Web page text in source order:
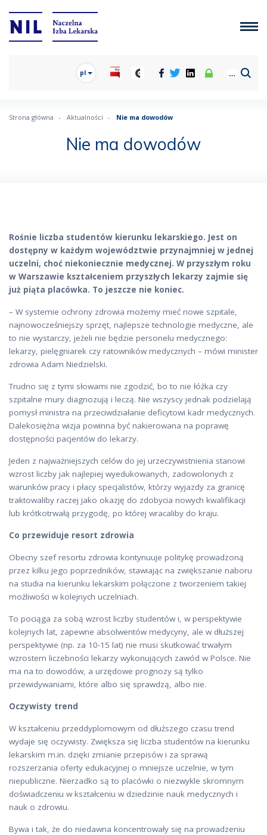
pl
Strona główna Aktualności Nie ma dowodów
Nie ma dowodów
Rośnie liczba studentów kierunku lekarskiego. Jest on
dostępny w każdym województwie przynajmniej w jednej
uczelni, choć niekoniecznie medycznej. W przyszłym roku
w Warszawie kształceniem przyszłych lekarzy zajmie się
już piąta placówka. To jeszcze nie koniec.
– W systemie ochrony zdrowia możemy mieć nowe szpitale,
najnowocześniejszy sprzęt, najlepsze technologie medyczne, ale
to nie wystarczy, jeżeli nie będzie personelu medycznego:
lekarzy, pielęgniarek czy ratowników medycznych – mówi minister
zdrowia Adam Niedzielski.
Trudno się z tymi słowami nie zgodzić, bo to nie łóżka czy
szpitalne mury diagnozują i leczą. Nie wszyscy jednak podzielają
pomysł ministra na przeciwdziałanie deficytowi kadr medycznych.
Dalekosiężna wizja powinna być nakierowana na poprawę
dostępności pacjentów do lekarzy.
Jeden z najważniejszych celów do jej urzeczywistnienia stanowi
wzrost liczby jak najlepiej wyedukowanych, zadowolonych z
warunków pracy i płacy specjalistów, którzy wyjazdy za granicę
traktowaliby raczej jako okazję do zdobycia nowych kwalifikacji
lub krótkotrwałą przygodę, po której wracaliby do kraju.
Co przewiduje resort zdrowia
Obecny szef resortu zdrowia kontynuuje politykę prowadzoną
przez kilku jego poprzedników, stawiając na zwiększanie naboru
na studia na kierunku lekarskim połączone z tworzeniem takiej
możliwości w kolejnych uczelniach.
To pociąga za sobą wzrost liczby studentów i, w perspektywie
kolejnych lat, zapewne absolwentów medycyny, ale w dłuższej
perspektywie (np. za 10-15 lat) nie musi skutkować trwałym
wzrostem liczebności lekarzy wykonujących zawód w Polsce. Nie
ma na to dowodów, a urzędowe prognozy są tylko
przewidywaniami, które albo się sprawdzą, albo nie.
Oczywisty trend
W kształceniu przeddyplomowym od dłuższego czasu trend
wydaje się oczywisty. Zwiększa się liczba studentów na kierunku
lekarskim m.in. dzięki zmianie przepisów i za sprawą
rozszerzania oferty edukacyjnej o mniejsze uczelnie, w tym
niepubliczne. Nierzadko są to placówki o niezwykle skromnym
doświadczeniu w kształceniu w dziedzinie nauk medycznych i
nauk o zdrowiu.
Bywa i tak, że do niedawna koncentrowały się na prowadzeniu